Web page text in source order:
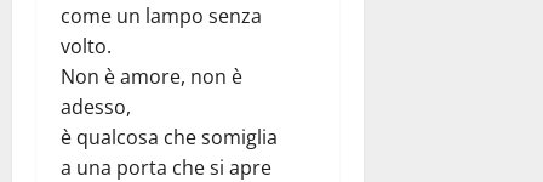
come un lampo senza
volto.
Non è amore, non è
adesso,
è qualcosa che somiglia
a una porta che si apre